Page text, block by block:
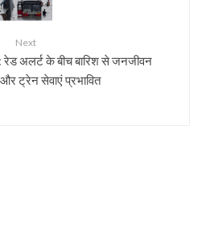
Next
अलर्ट के बीच बारिश से जनजीवन
ट्रेन सेवाएं प्रभावित